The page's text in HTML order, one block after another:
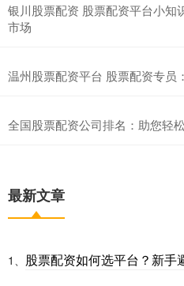
银川股票配资 股票配资平台小知
市场
温州股票配资平台 股票配资专员
全国股票配资公司排名：助您轻
最新文章
1、 股票配资如何选平台？新手